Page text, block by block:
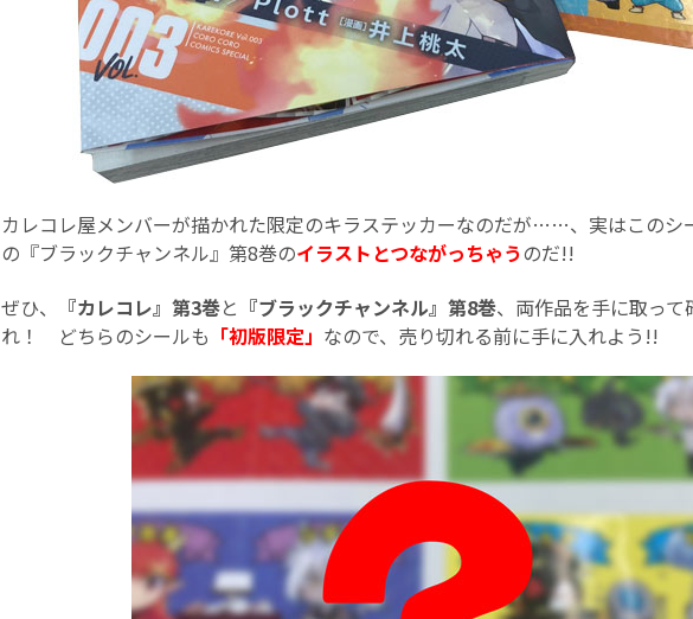
カレコレ屋メンバーが描かれた限定のキラステッカーなのだが……、実はこの
の『ブラックチャンネル』第8巻のイラストとつながっちゃうのだ!!
ぜひ、
『カレコレ』第3巻と 『ブラックチャンネル』第8巻、両作品を手に取って
れ！ どちらのシールも 「初版限定」 なので、売り切れる前に手に入れよう!!